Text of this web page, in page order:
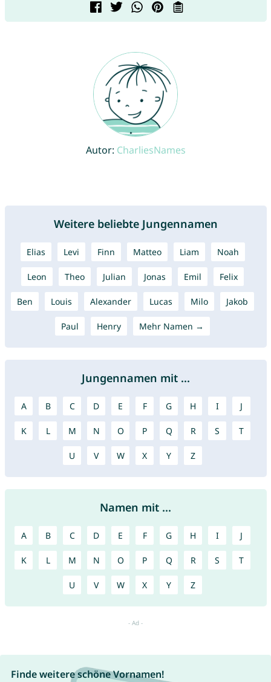
Autor: CharliesNames
Weitere beliebte Jungennamen
Elias Levi Finn Matteo Liam Noah
Leon Theo Julian Jonas Emil Felix
Ben Louis Alexander Lucas Milo Jakob
Paul Henry Mehr Namen →
Jungennamen mit ...
A B C D E F G H I J
K L M N O P Q R S T
U V W X Y Z
Namen mit ...
A B C D E F G H I J
K L M N O P Q R S T
U V W X Y Z
Finde weitere schöne Vornamen!